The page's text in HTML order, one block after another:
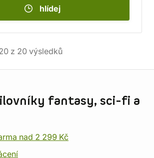
hlídej
z 20 výsledků
fantasy, sci-fi a
nad 2 299 Kč